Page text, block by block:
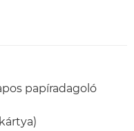
papíradagoló